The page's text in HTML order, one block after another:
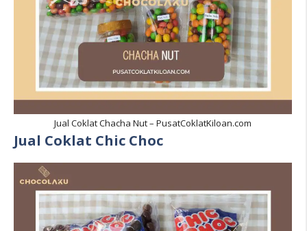
Jual Coklat Chacha Nut – PusatCoklatKiloan.com
Jual Coklat Chic Choc